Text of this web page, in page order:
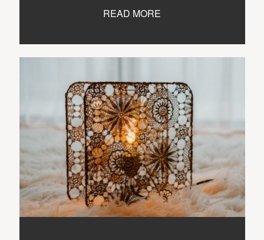
READ MORE
Sacramento, California